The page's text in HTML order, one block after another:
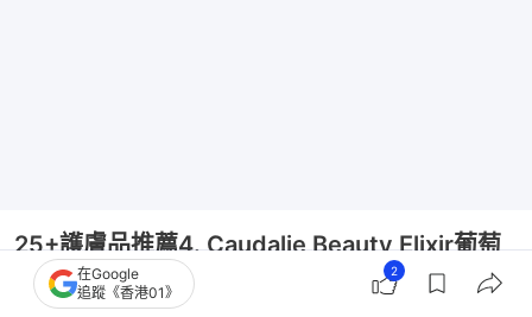
25+護膚品推薦4. Caudalie Beauty Elixir葡萄
籽活性爽膚水「皇后水」
在Google
追蹤《香港01》
2